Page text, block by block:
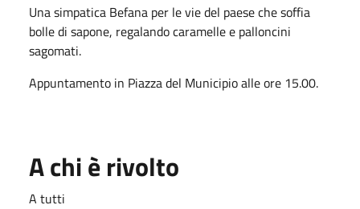
Una simpatica Befana per le vie del paese che soffia
bolle di sapone, regalando caramelle e palloncini
sagomati.
Appuntamento in Piazza del Municipio alle ore 15.00.
A chi è rivolto
A tutti